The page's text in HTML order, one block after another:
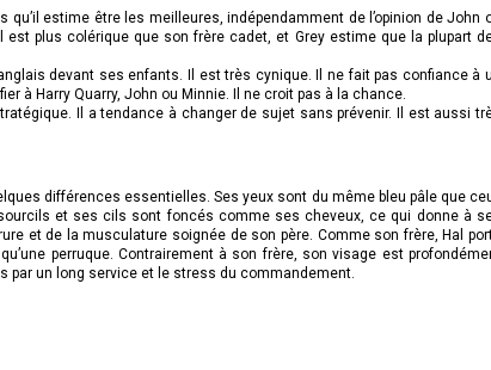
estime être les meilleures, indépendamment de l’opinion de John
plus colérique que son frère cadet, et Grey estime que la plupart
devant ses enfants. Il est très cynique. Il ne fait pas confiance à
à Harry Quarry, John ou Minnie. Il ne croit pas à la chance.
Il a tendance à changer de sujet sans prévenir. Il est aussi
différences essentielles. Ses yeux sont du même bleu pâle que
et ses cils sont foncés comme ses cheveux, ce qui donne à
et de la musculature soignée de son père. Comme son frère, Hal
perruque. Contrairement à son frère, son visage est
par un long service et le stress du commandement.